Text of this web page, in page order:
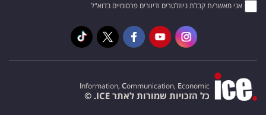
אני מאשר/ת קבלת ניוזלטרים ודיוורים פרסומיים בדוא"ל
Information, Communication, Economic
כל הזכויות שמורות לאתר ICE. ©